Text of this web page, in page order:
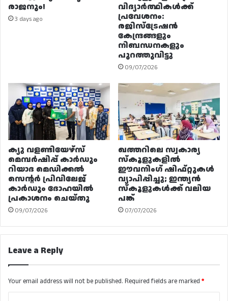
രാജനും!
3 days ago
വിദ്യാർത്ഥികൾക്ക്
പ്രവേശനം:
രജിസ്ട്രേഷൻ
കേന്ദ്രങ്ങളും
നിബന്ധനകളും
പുറത്തുവിട്ടു
09/07/2026
ക്യു വളണ്ടിയേഴ്‌സ്
മെമ്പർഷിപ്പ് കാർഡും
റിയാദ മെഡിക്കൽ
സെന്റർ പ്രിവിലേജ്
കാർഡും ദോഹയിൽ
പ്രകാശനം ചെയ്തു
09/07/2026
ഖത്തറിലെ സ്വകാര്യ
സ്കൂളുകളിൽ
ഈവനിംഗ് ഷിഫ്റ്റുകൾ
വ്യാപിപ്പിച്ചു; ഇന്ത്യൻ
സ്കൂളുകൾക്ക് വലിയ
പങ്ക്
07/07/2026
Leave a Reply
Your email address will not be published. Required fields are marked *